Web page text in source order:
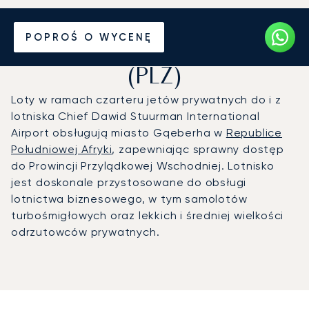
POPROŚ O WYCENĘ
Prywatny odrzutowiec na
Port lotniczy Port Elizabeth
(PLZ)
Loty w ramach czarteru jetów prywatnych do i z
lotniska Chief Dawid Stuurman International
Airport obsługują miasto Gqeberha w Republice
Południowej Afryki, zapewniając sprawny dostęp
do Prowincji Przylądkowej Wschodniej. Lotnisko
jest doskonale przystosowane do obsługi
lotnictwa biznesowego, w tym samolotów
turbośmigłowych oraz lekkich i średniej wielkości
odrzutowców prywatnych.